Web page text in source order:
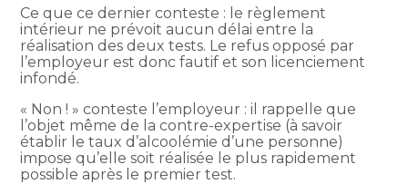
Ce que ce dernier conteste : le règlement
intérieur ne prévoit aucun délai entre la
réalisation des deux tests. Le refus opposé par
l’employeur est donc fautif et son licenciement
infondé.
« Non ! » conteste l’employeur : il rappelle que
l’objet même de la contre-expertise (à savoir
établir le taux d’alcoolémie d’une personne)
impose qu’elle soit réalisée le plus rapidement
possible après le premier test.